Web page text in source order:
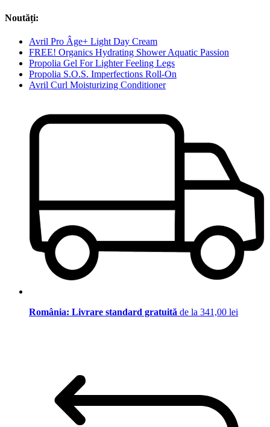
Noutăți:
Avril Pro Âge+ Light Day Cream
FREE! Organics Hydrating Shower Aquatic Passion
Propolia Gel For Lighter Feeling Legs
Propolia S.O.S. Imperfections Roll-On
Avril Curl Moisturizing Conditioner
România: Livrare standard gratuită de la 341,00 lei